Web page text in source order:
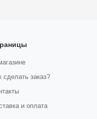
сделать заказ?
и оплата